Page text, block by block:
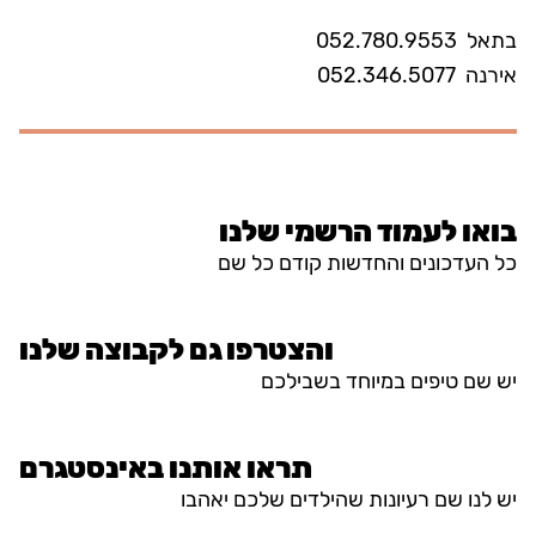
בואו לעמוד הרשמי שלנו
כל העדכונים והחדשות קודם כל שם
והצטרפו גם לקבוצה שלנו
יש שם טיפים במיוחד בשבילכם
תראו אותנו באינסטגרם
יש לנו שם רעיונות שהילדים שלכם יאהבו
בתאל 052.780.9553
אירנה 052.346.5077